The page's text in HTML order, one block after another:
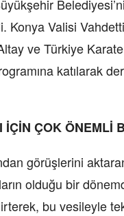
Konya Valisi
ve Türkiye
katılarak
İÇİN ÇOK ÖNEMLİ
görüşlerini
olduğu bir
bu vesileyle